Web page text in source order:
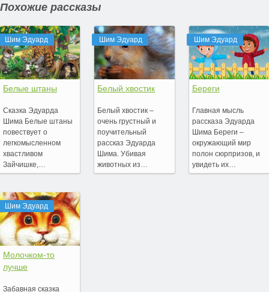
Похожие рассказы
Шим Эдуард
Белые штаны
Сказка Эдуарда
Шима Белые штаны
повествует о
легкомысленном
хвастливом
Зайчишке,…
Шим Эдуард
Молочком-то
лучше
Забавная сказка
Шим Эдуард
Белый хвостик
Белый хвостик –
очень грустный и
поучительный
рассказ Эдуарда
Шима. Убивая
животных из…
Шим Эдуард
Береги
Главная мысль
рассказа Эдуарда
Шима Береги –
окружающий мир
полон сюрпризов, и
увидеть их…